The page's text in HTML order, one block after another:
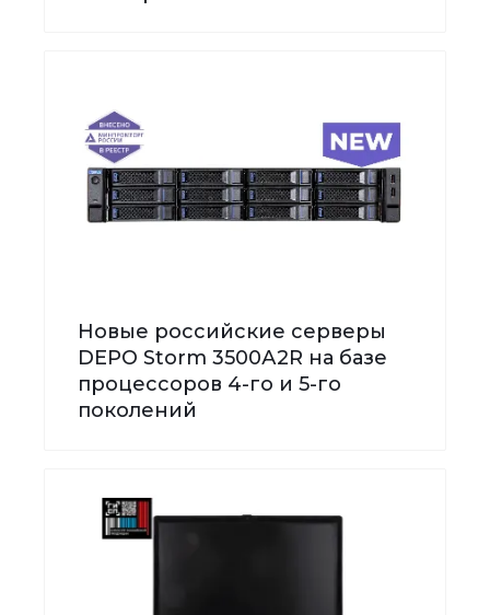
Новые российские серверы
DEPO Storm 3500А2R на базе
процессоров 4-го и 5-го
поколений